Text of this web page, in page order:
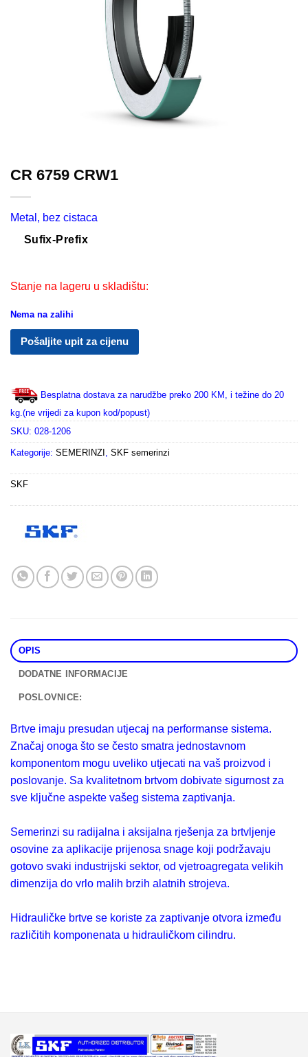
CR 6759 CRW1
Metal, bez cistaca
Sufix-Prefix
Stanje na lageru u skladištu:
Nema na zalihi
Pošaljite upit za cijenu
Besplatna dostava za narudžbe preko 200 KM, i težine do 20
kg.(ne vrijedi za kupon kod/popust)
SKU: 028-1206
Kategorije: SEMERINZI SKF semerinzi
SKF
OPIS
DODATNE INFORMACIJE
POSLOVNICE:
Brtve imaju presudan utjecaj na performanse sistema.
Značaj onoga što se često smatra jednostavnom
komponentom mogu uveliko utjecati na vaš proizvod i
poslovanje. Sa kvalitetnom brtvom dobivate sigurnost za
sve ključne aspekte vašeg sistema zaptivanja.
Semerinzi su radijalna i aksijalna rješenja za brtvljenje
osovine za aplikacije prijenosa snage koji podržavaju
gotovo svaki industrijski sektor, od vjetroagregata velikih
dimenzija do vrlo malih brzih alatnih strojeva.
Hidrauličke brtve se koriste za zaptivanje otvora između
različitih komponenata u hidrauličkom cilindru.